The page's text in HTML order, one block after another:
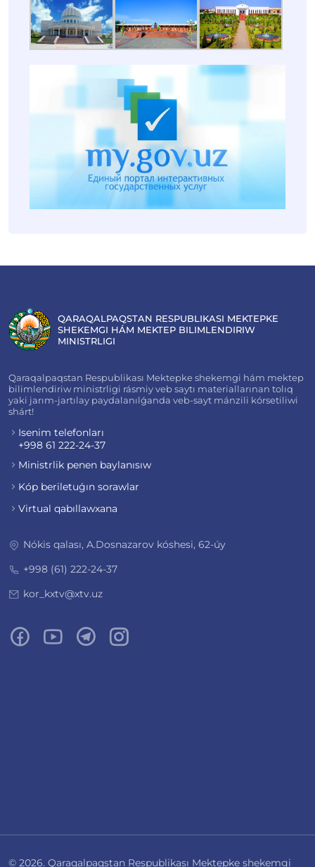
QARAQALPAQSTAN RESPUBLIKASI MEKTEPKE
SHEKEMGI HÁM MEKTEP BILIMLENDIRIW
MINISTRLIGI
Qaraqalpaqstan Respublikası Mektepke shekemgi hám mektep
bilimlendiriw ministrligi rásmiy veb saytı materiallarınan tolıq
yaki jarım-jartılay paydalanılǵanda veb-sayt mánzili kórsetiliwi
shárt!
Isenim telefonları
+998 61 222-24-37
Ministrlik penen baylanısıw
Kóp beriletuǵın sorawlar
Virtual qabıllawxana
Nókis qalası, A.Dosnazarov kóshesi, 62-úy
+998 (61) 222-24-37
kor_kxtv@xtv.uz
© 2026. Qaraqalpaqstan Respublikası Mektepke shekemgi